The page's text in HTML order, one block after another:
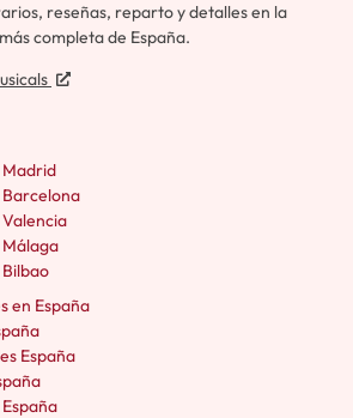
reseñas, reparto y detalles en la
completa de España.
Madrid
en España
España